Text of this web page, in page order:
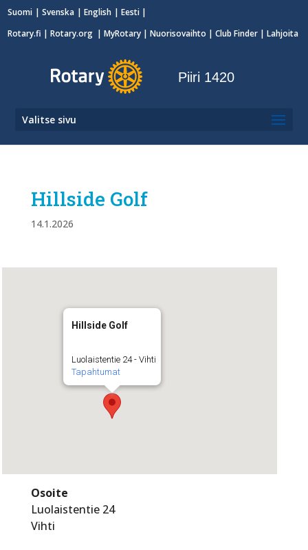
Suomi Svenska English
Eesti
Rotary.fi |Rotary.org |MyRotary |Nuorisovaihto | Club Finder | Lahjoita
Piiri 1420
Valitse sivu
Hillside Golf
14.1.2026
Hillside Golf
Luolaistentie 24 - Vihti
Tapahtumat
Osoite
Luolaistentie 24
Vihti